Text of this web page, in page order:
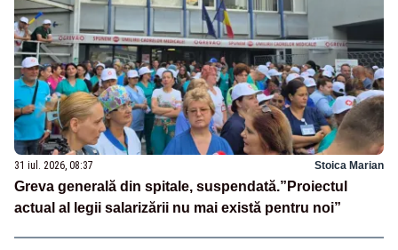
31 iul. 2026, 08:37 Stoica Marian
Greva generală din spitale, suspendată.”Proiectul
actual al legii salarizării nu mai există pentru noi”